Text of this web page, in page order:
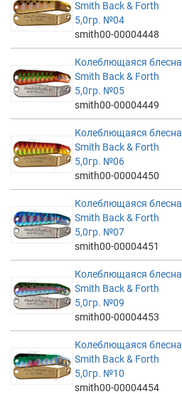
Smith Back & Forth
5,0гр. №04
smith00-00004448
Колеблющаяся блесна
Smith Back & Forth
5,0гр. №05
smith00-00004449
Колеблющаяся блесна
Smith Back & Forth
5,0гр. №06
smith00-00004450
Колеблющаяся блесна
Smith Back & Forth
5,0гр. №07
smith00-00004451
Колеблющаяся блесна
Smith Back & Forth
5,0гр. №09
smith00-00004453
Колеблющаяся блесна
Smith Back & Forth
5,0гр. №10
smith00-00004454